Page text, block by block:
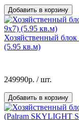
Добавить в корзину
Хозяйственный
(5.95 кв.м)
249990р. / шт.
Добавить в корзину